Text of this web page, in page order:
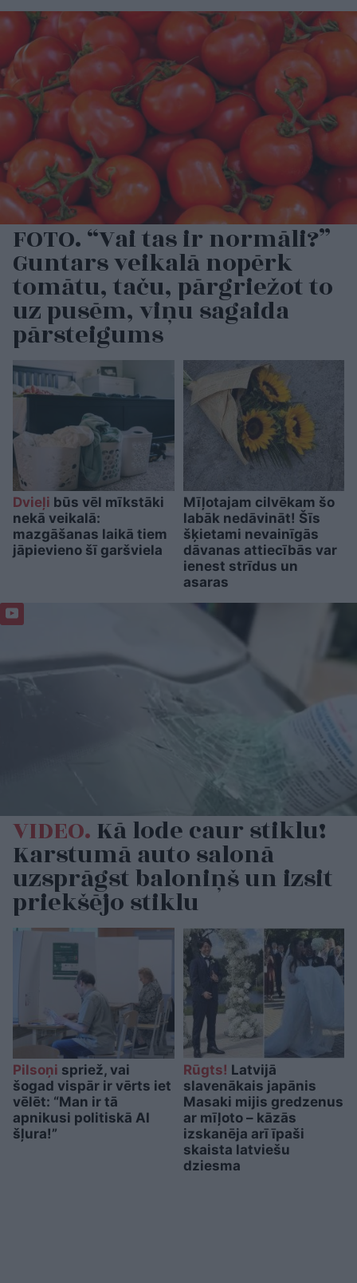
FOTO. “Vai tas ir normāli?”
Guntars veikalā nopērk
tomātu, taču, pārgriežot to
uz pusēm, viņu sagaida
pārsteigums
Dvieļi būs vēl mīkstāki
nekā veikalā:
mazgāšanas laikā tiem
jāpievieno šī garšviela
Mīļotajam cilvēkam šo
labāk nedāvināt! Šīs
šķietami nevainīgās
dāvanas attiecībās var
ienest strīdus un
asaras
VIDEO.Kā lode caur stiklu!
Karstumā auto salonā
uzsprāgst baloniņš un izsit
priekšējo stiklu
Pilsoņi spriež, vai
šogad vispār ir vērts iet
vēlēt: “Man ir tā
apnikusi politiskā AI
šļura!”
Rūgts! Latvijā
slavenākais japānis
Masaki mijis gredzenus
ar mīļoto – kāzās
izskanēja arī īpaši
skaista latviešu
dziesma